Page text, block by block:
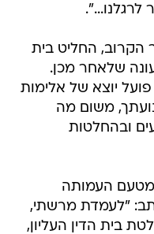
הקרוב, החליט בית
שלאחר מכן.
יוצא של אלימות
משום מה
ובהחלטות
מטעם העמותה
"לעמדת מרשתי,
בית הדין העליון,